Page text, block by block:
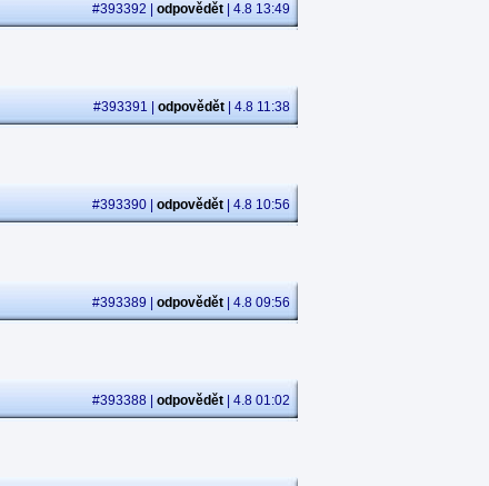
#393392 | odpovědět | 4.8 13:49
#393391 | odpovědět | 4.8 11:38
#393390 | odpovědět | 4.8 10:56
#393389 | odpovědět | 4.8 09:56
#393388 | odpovědět | 4.8 01:02